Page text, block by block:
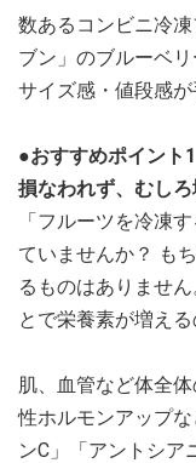
数あるコンビニ冷
ブン」のブルーベ
サイズ感・値段感が
●おすすめポイント
損なわれず、むしろ
「フルーツを冷凍
ていませんか？ も
るものはありませ
とで栄養素が増える
肌、血管など体全
性ホルモンアップ
ンC」「アントシア